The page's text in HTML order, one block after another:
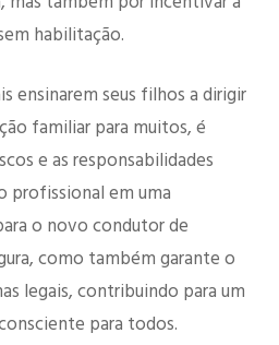
habilitação.
ensinarem seus filhos a dirigir
familiar para muitos, é
e as responsabilidades
profissional em uma
o novo condutor de
como também garante o
legais, contribuindo para um
para todos.